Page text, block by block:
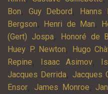
Bon, Guy Debord, Hanns
Bergson, Henri de Man,
(Gert) Jospa, Honoré de
Huey P. Newton, Hugo
Repine, Isaac Asimov,
Jacques Derrida, Jacques
Ensor, James Monroe,